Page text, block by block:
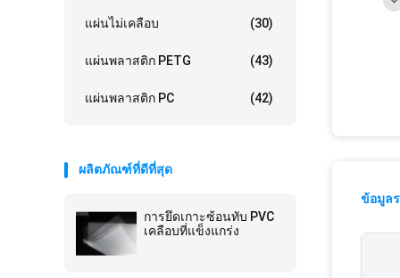
แผ่นไม่เคลือบ (30)
แผ่นพลาสติก PETG (43)
แผ่นพลาสติก PC (42)
ผลิตภัณฑ์ที่ดีที่สุด
การยึดเกาะซ้อนทับ PVC
เคลือบที่แข็งแกร่ง
ข้อมูล